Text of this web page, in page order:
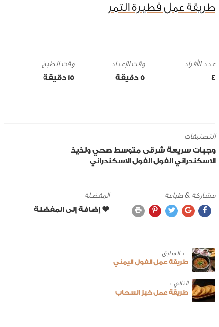
طريقة عمل فطيرة التمر
4
وقت الإعداد
5 ‎دقيقة
وقت الطبخ
15 ‎دقيقة
التصنيفات
وجبات سريعة شرقى متوسط صحي ولذيذ
الاسكندراني الفول الفول الاسكندراني
مشاركة & طباعة المفضلة
← ‎السابق
طريقة عمل الفول اليمني
طريقة عمل خبز السحاب